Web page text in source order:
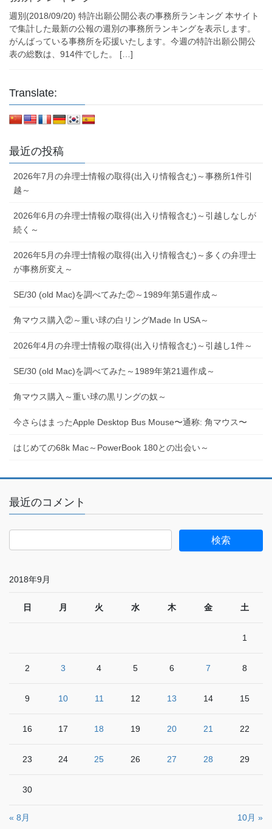
週別(2018/09/20) 特許出願公開公表の事務所ランキング 本サイト
で集計した最新の公報の週別の事務所ランキングを表示します。
がんばっている事務所を応援いたします。今週の特許出願公開公
表の総数は、914件でした。 […]
Translate:
最近の投稿
2026年7月の弁理士情報の取得(出入り情報含む)～事務所1件引
越～
2026年6月の弁理士情報の取得(出入り情報含む)～引越しなしが
続く～
2026年5月の弁理士情報の取得(出入り情報含む)～多くの弁理士
が事務所変え～
SE/30 (old Mac)を調べてみた②～1989年第5週作成～
角マウス購入②～重い球の白リングMade In USA～
2026年4月の弁理士情報の取得(出入り情報含む)～引越し1件～
SE/30 (old Mac)を調べてみた～1989年第21週作成～
角マウス購入～重い球の黒リングの奴～
今さらはまったApple Desktop Bus Mouse〜通称: 角マウス〜
はじめての68k Mac～PowerBook 180との出会い～
最近のコメント
2018年9月
日 月 火 水 木 金 土
1
2 3 4 5 6 7 8
9 10 11 12 13 14 15
16 17 18 19 20 21 22
23 24 25 26 27 28 29
30
« 8月 10月 »